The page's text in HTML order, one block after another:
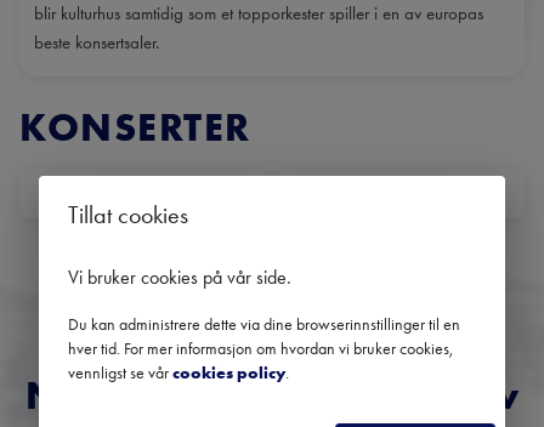
blir kulturhus samtidig som et topporkester spiller i en av europas
beste konsertsaler.
KONSERTER
Ingen kommende konserter
Bruk datofilteret for å se tidligere konserter.
Norges fremste nyhetsbrev
Tillat cookies
Vi bruker cookies på vår side.
Du kan administrere dette via dine browserinnstillinger til en
hver tid. For mer informasjon om hvordan vi bruker cookies,
vennligst se vårcookies policy.